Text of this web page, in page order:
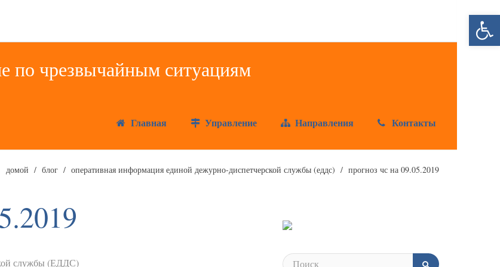
Главная Управление Направления Контакты
домой блог оперативная информация единой дежурно-диспетчерской службы (еддс) прогноз чс на 09.05.2019
службы (ЕДДС)